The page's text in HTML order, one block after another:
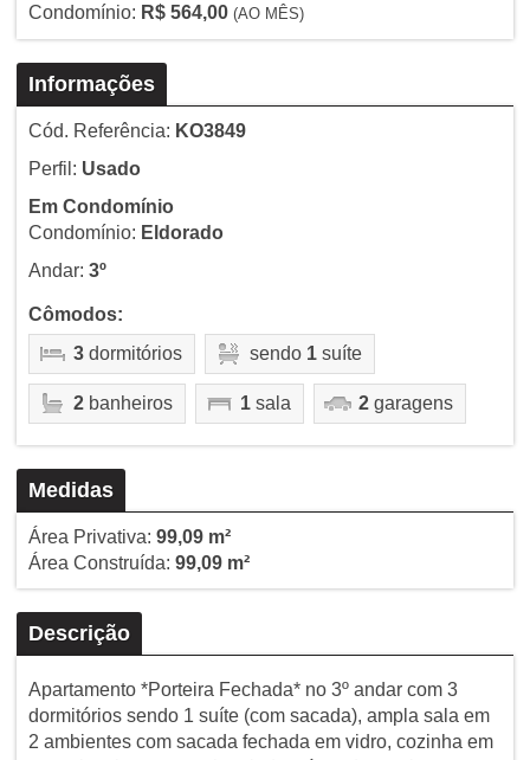
Condomínio: R$ 564,00 (AO MÊS)
Informações
Cód. Referência: KO3849
Perfil: Usado
Em Condomínio
Condomínio: Eldorado
Andar: 3º
Cômodos:
3dormitórios sendo 1suíte
2banheiros 1sala 2garagens
Medidas
Área Privativa: 99,09 m²
Área Construída: 99,09 m²
Descrição
Apartamento *Porteira Fechada* no 3º andar com 3
dormitórios sendo 1 suíte (com sacada), ampla sala em
2 ambientes com sacada fechada em vidro, cozinha em